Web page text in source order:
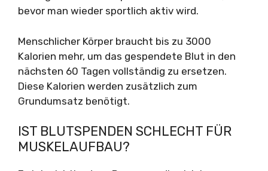
bevor man wieder sportlich aktiv wird.
Menschlicher Körper braucht bis zu 3000
Kalorien mehr, um das gespendete Blut in den
nächsten 60 Tagen vollständig zu ersetzen.
Diese Kalorien werden zusätzlich zum
Grundumsatz benötigt.
IST BLUTSPENDEN SCHLECHT FÜR
MUSKELAUFBAU?